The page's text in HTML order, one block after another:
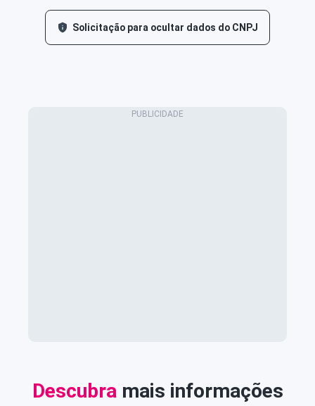
Solicitação para ocultar dados do CNPJ
Descubra mais informações